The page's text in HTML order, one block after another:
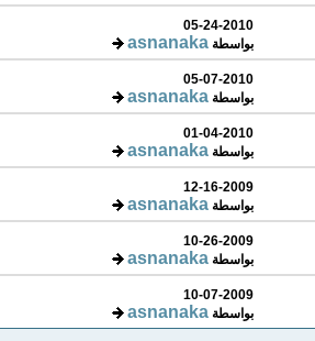
05-24-2010
بواسطة asnanaka
05-07-2010
بواسطة asnanaka
01-04-2010
بواسطة asnanaka
12-16-2009
بواسطة asnanaka
10-26-2009
بواسطة asnanaka
10-07-2009
بواسطة asnanaka